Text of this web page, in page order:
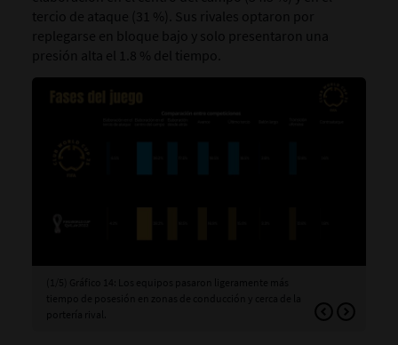
tercio de ataque (31 %). Sus rivales optaron por
replegarse en bloque bajo y solo presentaron una
presión alta el 1.8 % del tiempo.